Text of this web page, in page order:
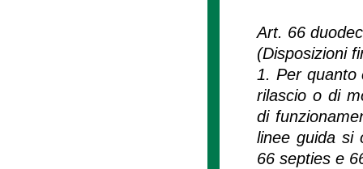
Art. 66
(Disposizioni
1. Per quanto
rilascio o di
di
linee guida si
66 septies e